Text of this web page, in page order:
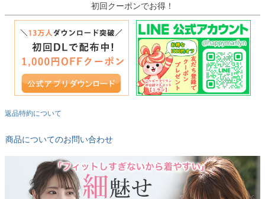
初回クーポンでお得！
返品特約について
商品についてのお問い合わせ